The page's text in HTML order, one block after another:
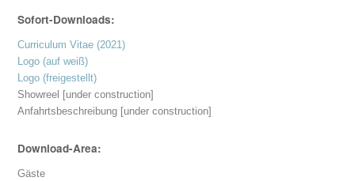
Sofort-Downloads:
Curriculum Vitae (2021)
Logo (auf weiß)
Logo (freigestellt)
Showreel [under construction]
Anfahrtsbeschreibung [under construction]
Download-Area:
Gäste